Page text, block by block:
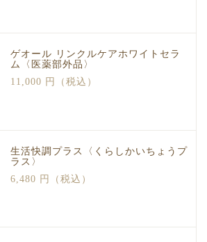
ゲオール リンクルケアホワイトセラ
ム〈医薬部外品〉
11,000 円（税込）
生活快調プラス〈くらしかいちょうプ
ラス〉
6,480 円（税込）